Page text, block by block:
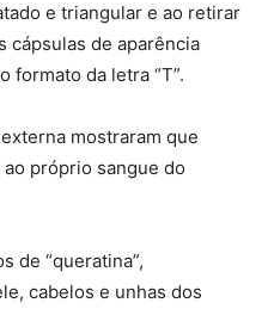
e triangular e ao retirar
cápsulas de aparência
formato da letra “T”.
mostraram que
próprio sangue do
de “queratina”,
cabelos e unhas dos